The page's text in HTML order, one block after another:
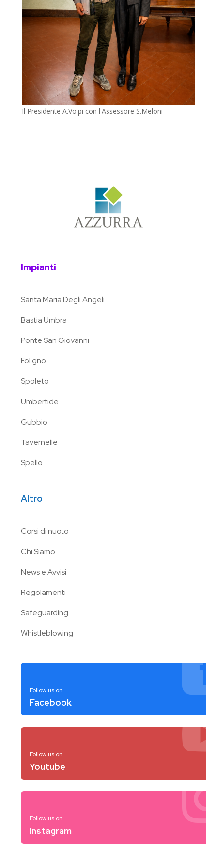
Il Presidente A.Volpi con l'Assessore S.Meloni
Impianti
Santa Maria Degli Angeli
Bastia Umbra
Ponte San Giovanni
Foligno
Spoleto
Umbertide
Gubbio
Tavernelle
Spello
Altro
Corsi di nuoto
Chi Siamo
News e Avvisi
Regolamenti
Safeguarding
Whistleblowing
Follow us on
Facebook
Follow us on
Youtube
Follow us on
Instagram